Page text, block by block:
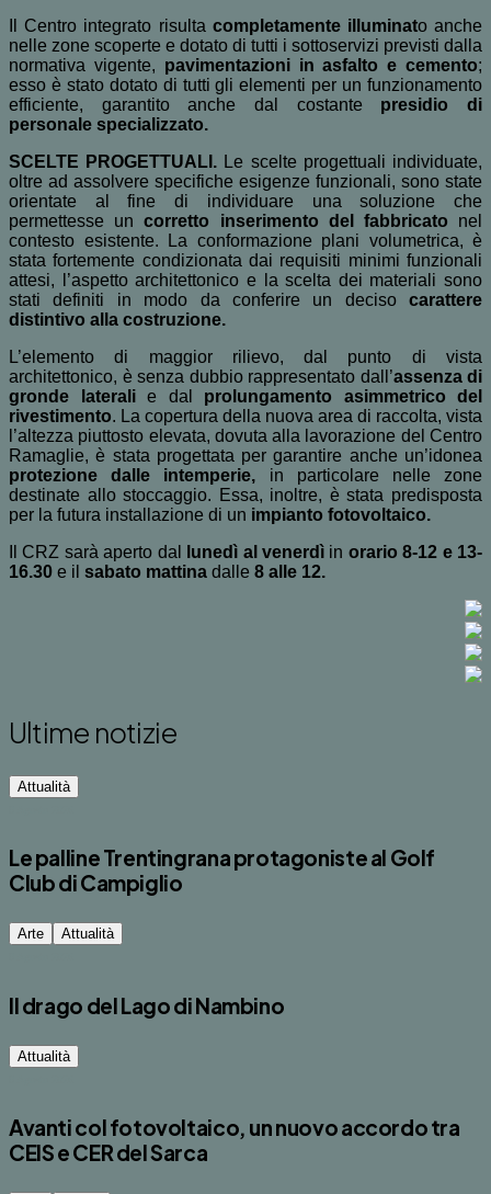
Il Centro integrato risulta completamente illuminato anche
nelle zone scoperte e dotato di tutti i sottoservizi previsti dalla
normativa vigente, pavimentazioni in asfalto e cemento;
esso è stato dotato di tutti gli elementi per un funzionamento
efficiente, garantito anche dal costante presidio di
personale specializzato.
SCELTE PROGETTUALI. Le scelte progettuali individuate,
oltre ad assolvere specifiche esigenze funzionali, sono state
orientate al fine di individuare una soluzione che
permettesse uncorretto inserimento del fabbricato nel
contesto esistente. La conformazione plani volumetrica, è
stata fortemente condizionata dai requisiti minimi funzionali
attesi, l’aspetto architettonico e la scelta dei materiali sono
stati definiti in modo da conferire un deciso carattere
distintivo alla costruzione.
L’elemento di maggior rilievo, dal punto di vista
architettonico, è senza dubbio rappresentato dall’assenza di
gronde lateralie dal prolungamento asimmetrico del
rivestimento. La copertura della nuova area di raccolta, vista
l’altezza piuttosto elevata, dovuta alla lavorazione del Centro
Ramaglie, è stata progettata per garantire anche un’idonea
protezione dalle intemperie, in particolare nelle zone
destinate allo stoccaggio. Essa, inoltre, è stata predisposta
per la futura installazione di un impianto fotovoltaico.
Il CRZ sarà aperto dal
lunedì al venerdìin orario 8-12 e 13-
16.30 e il sabato mattina dalle 8 alle 12.
Ultime notizie
Attualità
Le palline Trentingrana protagoniste al Golf
Club di Campiglio
Arte Attualità
Il drago del Lago di Nambino
Attualità
Avanti col fotovoltaico, un nuovo accordo tra
CEIS e CER del Sarca